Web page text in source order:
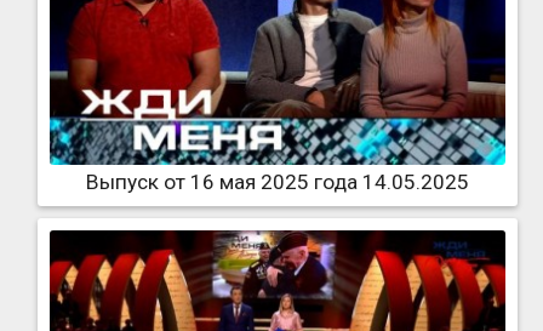
Выпуск от 16 мая 2025 года 14.05.2025